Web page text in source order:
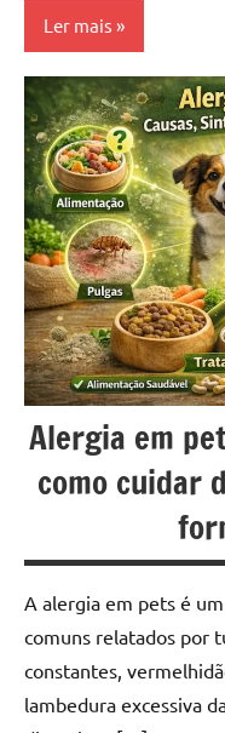
Ler mais
Natural-
food
Alergia em
como cuidar
A alergia em pets é
comuns relatados por
constantes,
lambedura excessiva